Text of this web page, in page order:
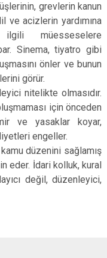
grevlerin kanun
ve acizlerin yardımına
müesseselere
Sinema, tiyatro gibi
önler ve bunun
görür.
nitelikte olmasıdır.
için önceden
ve yasaklar koyar,
engeller.
düzenini sağlamış
eder. İdari kolluk, kural
değil, düzenleyici,